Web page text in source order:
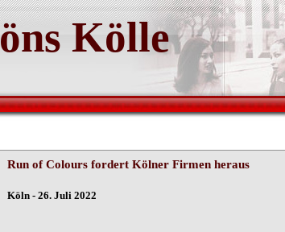
Kölle
Run of Colours fordert Kölner Firmen heraus
Köln - 26. Juli 2022